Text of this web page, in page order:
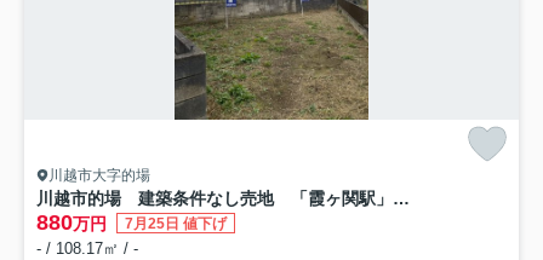
川越市大字的場
川越市的場 建築条件なし売地 「霞ヶ関駅」徒歩
880万円 7月25日 値下げ
- / 108.17㎡ / -